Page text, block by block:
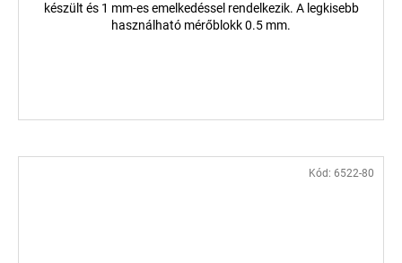
készült és 1 mm-es emelkedéssel rendelkezik. A legkisebb
használható mérőblokk 0.5 mm.
Kód: 6522-80